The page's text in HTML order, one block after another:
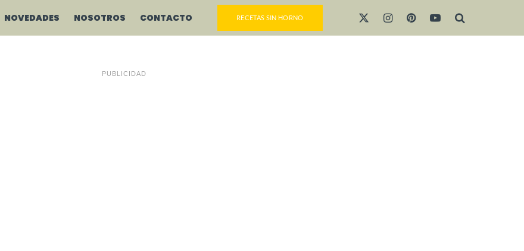
NOVEDADES NOSOTROS CONTACTO RECETAS SIN HORNO
PUBLICIDAD